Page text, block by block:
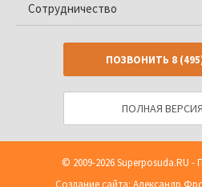
Сотрудничество
ПОЗВОНИТЬ 8
ПОЛНАЯ
© 2009-2026Superposuda.RU -
Создание сайта: Александр